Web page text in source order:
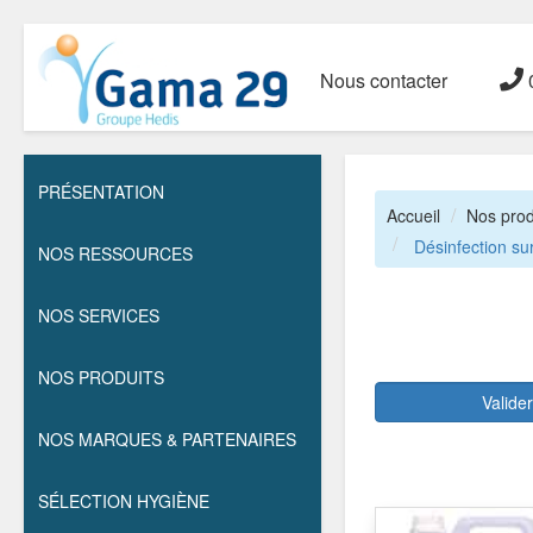
Nous contacter
PRÉSENTATION
NOS RESSOURCES
NOS SERVICES
NOS PRODUITS
NOS MARQUES & PARTENAIRES
SÉLECTION HYGIÈNE
Accueil
Nos
Désinfection
Valider